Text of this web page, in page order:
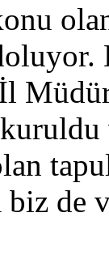
biz de